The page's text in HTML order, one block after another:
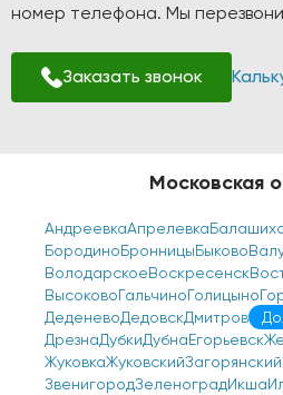
номер телефона. Мы
Заказать звонок
Московская
АндреевкаАпрелевка
БородиноБронницыБыково
ВолодарскоеВоскресенск
ВысоковоГальчиноГолицыно
ДеденевоДедовскДмитров
ДрезнаДубкиДубнаЕгорьевск
ЖуковкаЖуковскийЗагорянский
ЗвенигородЗеленоградИкша